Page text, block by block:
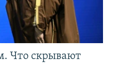
Что скрывают